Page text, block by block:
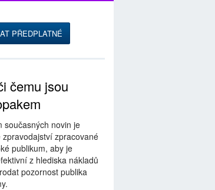
PŘEDPLATNÉ
čemu jsou
současných novin je
zpracované
publikum, aby je
z hlediska nákladů
pozornost publika